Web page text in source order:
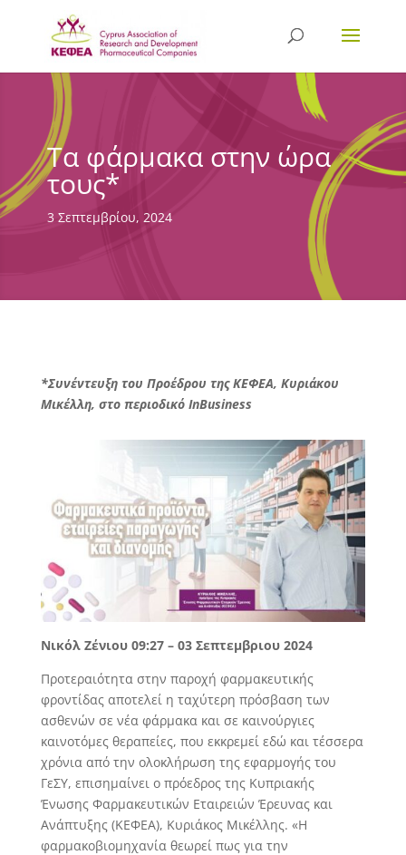
Τα φάρμακα στην ώρα
τους*
3 Σεπτεμβρίου, 2024
*Συνέντευξη του Προέδρου της ΚΕΦΕΑ, Κυριάκου
Μικέλλη, στο περιοδικό InBusiness
Νικόλ Ζένιου 09:27 – 03 Σεπτεμβριου 2024
Προτεραιότητα στην παροχή φαρμακευτικής
φροντίδας αποτελεί η ταχύτερη πρόσβαση των
ασθενών σε νέα φάρμακα και σε καινούργιες
καινοτόμες θεραπείες, που εκκρεμεί εδώ και τέσσερα
χρόνια από την ολοκλήρωση της εφαρμογής του
ΓεΣΥ, επισημαίνει ο πρόεδρος της Κυπριακής
Ένωσης Φαρμακευτικών Εταιρειών Έρευνας και
Ανάπτυξης (ΚΕΦΕΑ), Κυριάκος Μικέλλης. «Η
φαρμακοβιομηχανία θεωρεί πως για την